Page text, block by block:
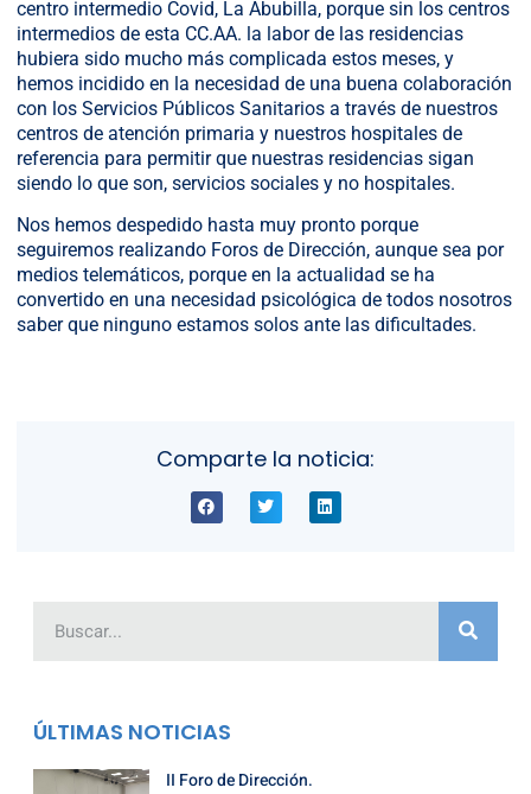
centro intermedio Covid, La Abubilla, porque sin los centros
intermedios de esta CC.AA. la labor de las residencias
hubiera sido mucho más complicada estos meses, y
hemos incidido en la necesidad de una buena colaboración
con los Servicios Públicos Sanitarios a través de nuestros
centros de atención primaria y nuestros hospitales de
referencia para permitir que nuestras residencias sigan
siendo lo que son, servicios sociales y no hospitales.
Nos hemos despedido hasta muy pronto porque
seguiremos realizando Foros de Dirección, aunque sea por
medios telemáticos, porque en la actualidad se ha
convertido en una necesidad psicológica de todos nosotros
saber que ninguno estamos solos ante las dificultades.
Comparte la noticia:
ÚLTIMAS NOTICIAS
II Foro de Dirección.